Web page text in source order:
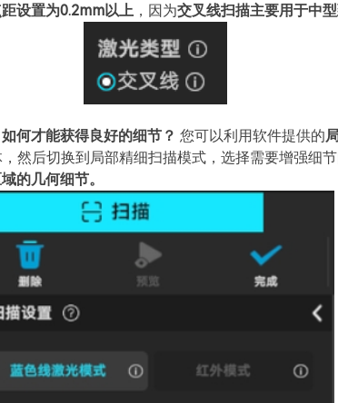
距设置为0.2mm以上 ，因为交叉线扫描主要用于中型
何才能获得良好的细节？ 您可以利用软件提供的
然后切换到局部精细扫描模式，选择需要增强细节
的几何细节。